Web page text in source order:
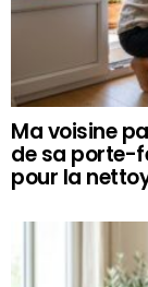
Ma voisine
de sa porte-
pour la